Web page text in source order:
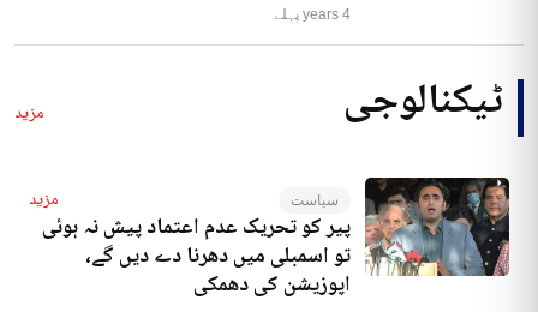
4 years پہلے
ٹیکنالوجی مزید
سیاست مزید
پیر کو تحریک عدم اعتماد پیش نہ ہوئی
تو اسمبلی میں دھرنا دے دیں گے،
اپوزیشن کی دھمکی